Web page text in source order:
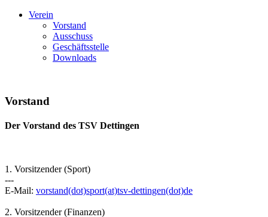
Verein
Vorstand
Ausschuss
Geschäftsstelle
Downloads
Vorstand
Der Vorstand des TSV Dettingen
1. Vorsitzender (Sport)
---
E-Mail: vorstand(dot)sport(at)tsv-dettingen(dot)de
2. Vorsitzender (Finanzen)